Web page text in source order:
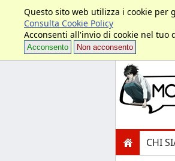
Questo sito web utilizza i cookie per
Consulta Cookie Policy
Acconsenti all'invio di cookie nel tuo
Acconsento Non acconsento
CHI